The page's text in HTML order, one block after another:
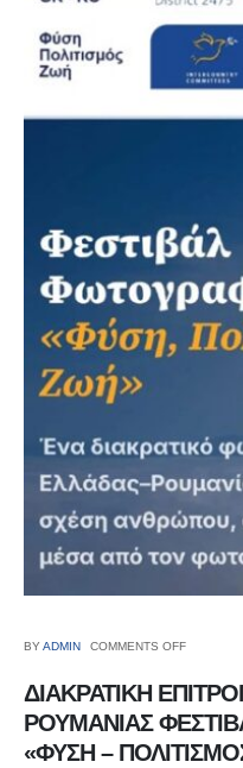
BYADMIN COMMENTS OFF
ΔΙΑΚΡΑΤΙΚΗ
ΡΟΥΜΑΝΙΑΣ
«ΦΥΣΗ –